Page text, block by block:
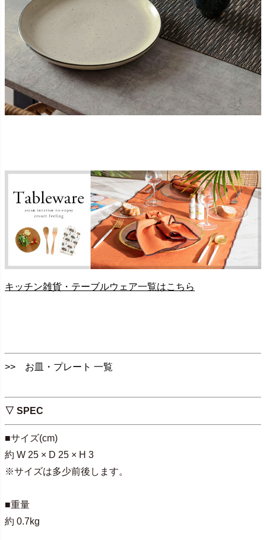
キッチン雑貨・テーブルウェア一覧はこちら
>> お皿・プレート 一覧
▽ SPEC
■サイズ(cm)
約 W 25 × D 25 × H 3
※サイズは多少前後します。
■重量
約 0.7kg